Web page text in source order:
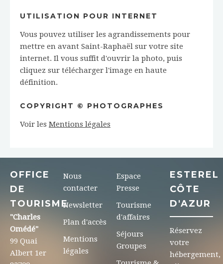
UTILISATION POUR INTERNET
Vous pouvez utiliser les agrandissements pour
mettre en avant Saint-Raphaël sur votre site
internet. Il vous suffit d'ouvrir la photo, puis
cliquez sur télécharger l'image en haute
définition.
COPYRIGHT © PHOTOGRAPHES
Voir les Mentions légales
OFFICE
DE
TOURISME
"Charles
Omédé"
99 Quai
Albert 1er
Nous
contacter
Newsletter
Plan d'accès
Mentions
légales
Espace
Presse
Tourisme
d'affaires
Séjours
Groupes
ESTEREL
CÔTE
D'AZUR
Réservez
votre
hébergement,